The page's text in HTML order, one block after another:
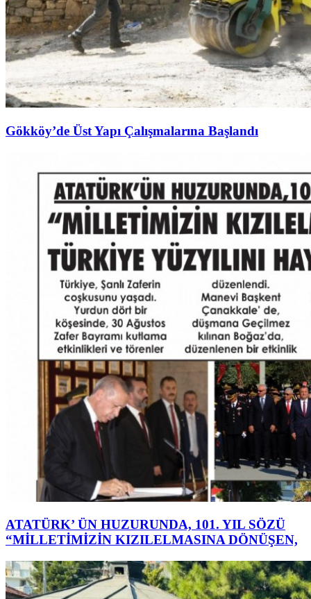
Gökköy’de Üst Yapı Çalışmalarına Başlandı
ATATÜRK’ ÜN HUZURUNDA, 101. YIL SÖZÜ
“MİLLETİMİZİN KIZILELMASINA DÖNÜŞEN,